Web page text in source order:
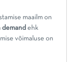
maailm on
demand ehk
võimaluse on